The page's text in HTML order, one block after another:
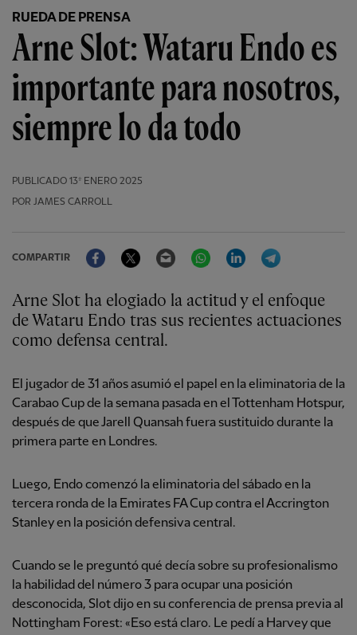
RUEDA DE PRENSA
Arne Slot: Wataru Endo es
importante para nosotros,
siempre lo da todo
PUBLICADO 13º ENERO 2025
POR JAMES CARROLL
COMPARTIR
FacebookTwitter Email WhatsAppLinkedIn
Arne Slot ha elogiado la actitud y el enfoque
de Wataru Endo tras sus recientes actuaciones
como defensa central.
El jugador de 31 años asumió el papel en la eliminatoria de la
Carabao Cup de la semana pasada en el Tottenham Hotspur,
después de que Jarell Quansah fuera sustituido durante la
primera parte en Londres.
Luego, Endo comenzó la eliminatoria del sábado en la
tercera ronda de la Emirates FA Cup contra el Accrington
Stanley en la posición defensiva central.
Cuando se le preguntó qué decía sobre su profesionalismo
la habilidad del número 3 para ocupar una posición
desconocida, Slot dijo en su conferencia de prensa previa al
Nottingham Forest: «Eso está claro. Le pedí a Harvey que